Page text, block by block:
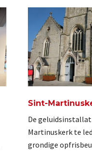
Sint-
De
Martinuskerk te
grondige